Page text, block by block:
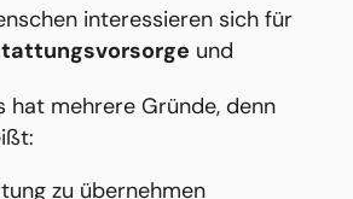
interessieren sich für
und
hat mehrere Gründe, denn
zu übernehmen